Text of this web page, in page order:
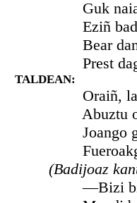
Guk
Eziñ
Bear
Prest dago
TALDEAN:
Oraiñ,
Abuztu ona
Joango
(Badijoaz
—Bizi bitez